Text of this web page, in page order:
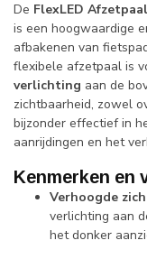
De FlexLED Afzetpaal
is een hoogwaardige
afbakenen van
flexibele afzetpaal is
verlichting aan de
zichtbaarheid, zowel
bijzonder effectief in
aanrijdingen en het
Kenmerken en
Verhoogde
verlichting aan
het donker